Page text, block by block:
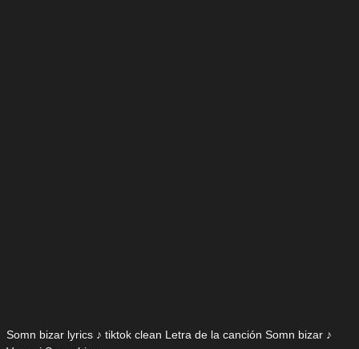
Somn bizar lyrics ♪ tiktok clean Letra de la canción Somn bizar ♪